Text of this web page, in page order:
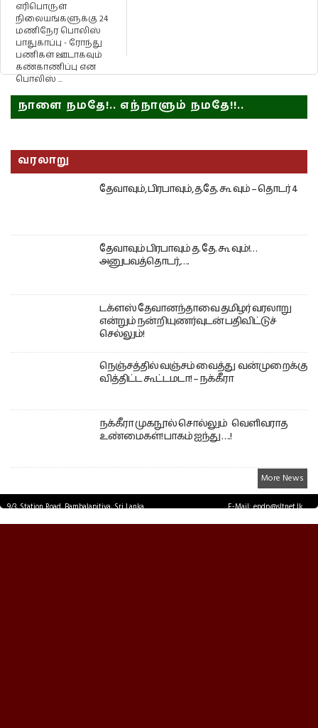
எரிபொருள்
நிலையங்களுக்கு 24
மணிநேர பொலிஸ்
பாதுகாப்பு - ரோந்து
பணிகள் ஊடாகவும்
கண்காணிப்பு என
பொலிஸ் ...
நாளை நமதே!.. எந்நாளும் நமதே!!..
வரலாறு
தேவாவும், பிரபாவும், த.தே. கூ வும் – தொடர் 4
தேவாவும் பிரபாவும் த. தே. கூ வும்!…
அனுபவத்தொடர்,….
டக்ளஸ் தேவானந்தாவை தமிழர் வரலாறு
என்றும் நன்றியுணர்வுடன் பதிவிட்டுச்
செல்லும்!
நெஞ்சத்தில் வஞ்சம் வைத்து வன்முறைக்கு
வித்திட்ட கூட்டமடா! – நக்கீரா
நக்கீரா முகநூல் சொல்லும் வெளிவராத
உண்மைகள்! பாகம் ஐந்து ….!
More News
9/3, Station Road, Bambalapitiya, Sri Lanka.
E-Mail: epdp@sltnet.lk